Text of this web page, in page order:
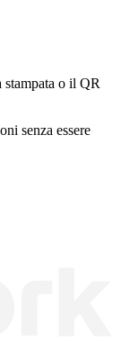
o il QR
senza essere